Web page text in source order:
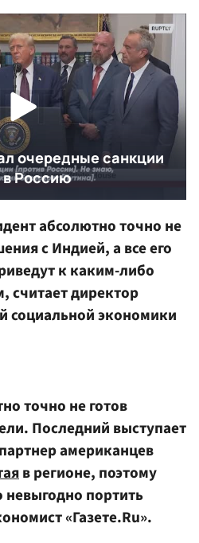
абсолютно точно не
с Индией, а все его
к каким-либо
считает директор
социальной экономики
точно не готов
Последний выступает
американцев
в регионе, поэтому
невыгодно портить
«Газете.Ru».